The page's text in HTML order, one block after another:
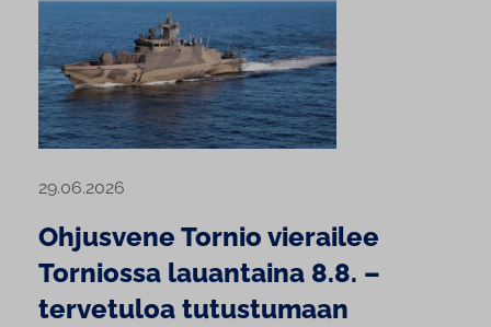
29.06.2026
Ohjusvene Tornio vierailee
Torniossa lauantaina 8.8. –
tervetuloa tutustumaan